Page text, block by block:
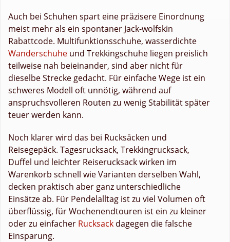
Auch bei Schuhen spart eine präzisere Einordnung
meist mehr als ein spontaner Jack-wolfskin
Rabattcode. Multifunktionsschuhe, wasserdichte
Wanderschuhe und Trekkingschuhe liegen preislich
teilweise nah beieinander, sind aber nicht für
dieselbe Strecke gedacht. Für einfache Wege ist ein
schweres Modell oft unnötig, während auf
anspruchsvolleren Routen zu wenig Stabilität später
teuer werden kann.
Noch klarer wird das bei Rucksäcken und
Reisegepäck. Tagesrucksack, Trekkingrucksack,
Duffel und leichter Reiserucksack wirken im
Warenkorb schnell wie Varianten derselben Wahl,
decken praktisch aber ganz unterschiedliche
Einsätze ab. Für Pendelalltag ist zu viel Volumen oft
überflüssig, für Wochenendtouren ist ein zu kleiner
oder zu einfacher Rucksack dagegen die falsche
Einsparung.